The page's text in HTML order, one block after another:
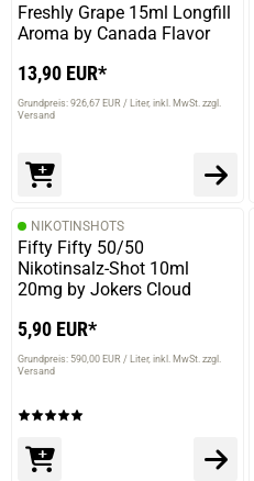
Freshly Grape 15ml Longfill
Aroma by Canada Flavor
13,90 EUR*
Grundpreis: 926,67 EUR / Liter inkl. MwSt. zzgl.
Versand
NIKOTINSHOTS
Fifty Fifty 50/50
Nikotinsalz-Shot 10ml
20mg by Jokers Cloud
5,90 EUR*
Grundpreis: 590,00 EUR / Liter inkl. MwSt. zzgl.
Versand